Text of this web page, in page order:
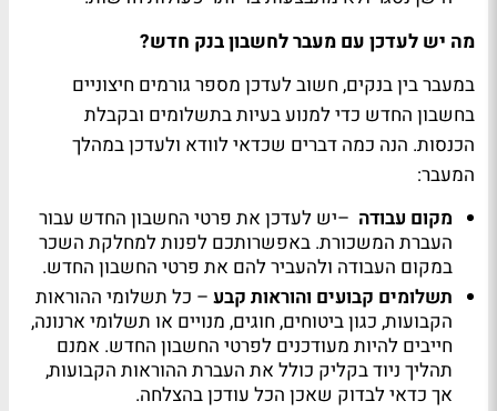
מה יש לעדכן עם מעבר לחשבון בנק חדש?
במעבר בין בנקים, חשוב לעדכן מספר גורמים חיצוניים
בחשבון החדש כדי למנוע בעיות בתשלומים ובקבלת
הכנסות. הנה כמה דברים שכדאי לוודא ולעדכן במהלך
המעבר:
מקום עבודה –יש לעדכן את פרטי החשבון החדש עבור
העברת המשכורת. באפשרותכם לפנות למחלקת השכר
במקום העבודה ולהעביר להם את פרטי החשבון החדש.
תשלומים קבועים והוראות קבע – כל תשלומי ההוראות
הקבועות, כגון ביטוחים, חוגים, מנויים או תשלומי ארנונה,
חייבים להיות מעודכנים לפרטי החשבון החדש. אמנם
תהליך ניוד בקליק כולל את העברת ההוראות הקבועות,
אך כדאי לבדוק שאכן הכל עודכן בהצלחה.